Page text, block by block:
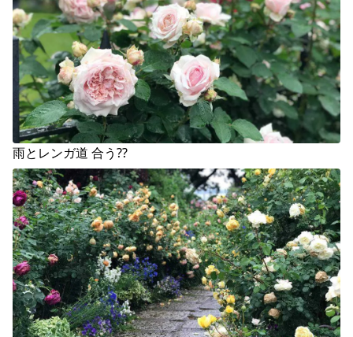
雨とレンガ道 合う??